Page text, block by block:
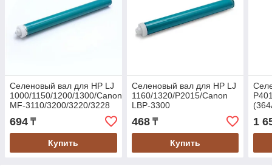
Селеновый вал для HP LJ
1000/1150/1200/1300/Canon
MF-3110/3200/3220/3228
Golden Green
694 ₸
Купить
Селеновый вал для HP LJ
1160/1320/P2015/Canon
LBP-3300
468₸
Купить
1